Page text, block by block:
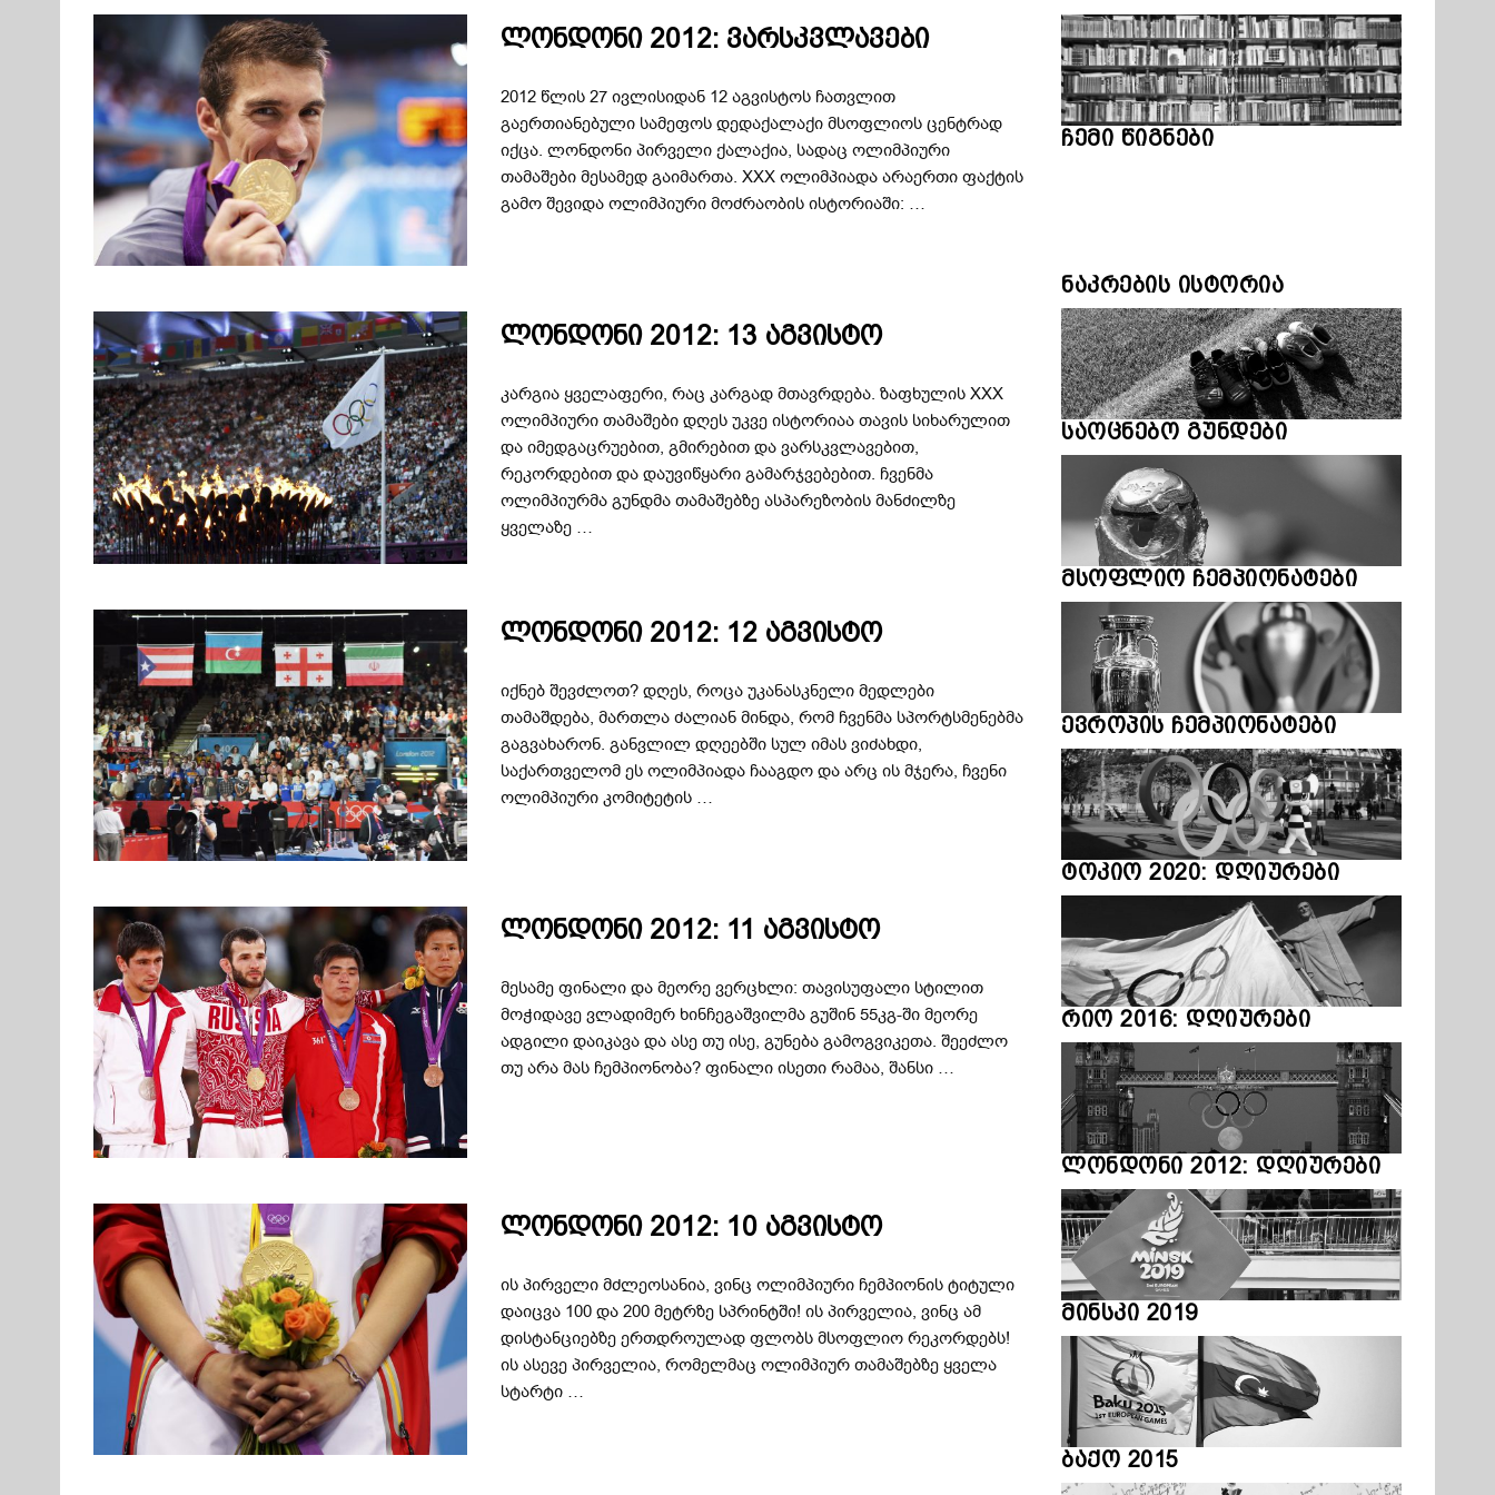
ლონდონი 2012: ვარსკვლავები
2012 წლის 27 ივლისიდან 12 აგვისტოს ჩათვლით
გაერთიანებული სამეფოს დედაქალაქი მსოფლიოს ცენტრად
იქცა. ლონდონი პირველი ქალაქია, სადაც ოლიმპიური
თამაშები მესამედ გაიმართა. XXX ოლიმპიადა არაერთი ფაქტის
გამო შევიდა ოლიმპიური მოძრაობის ისტორიაში: …
ლონდონი 2012: 13 აგვისტო
კარგია ყველაფერი, რაც კარგად მთავრდება. ზაფხულის XXX
ოლიმპიური თამაშები დღეს უკვე ისტორიაა თავის სიხარულით
და იმედგაცრუებით, გმირებით და ვარსკვლავებით,
რეკორდებით და დაუვიწყარი გამარჯვებებით. ჩვენმა
ოლიმპიურმა გუნდმა თამაშებზე ასპარეზობის მანძილზე
ყველაზე …
ლონდონი 2012: 12 აგვისტო
იქნებ შევძლოთ? დღეს, როცა უკანასკნელი მედლები
თამაშდება, მართლა ძალიან მინდა, რომ ჩვენმა სპორტსმენებმა
გაგვახარონ. განვლილ დღეებში სულ იმას ვიძახდი,
საქართველომ ეს ოლიმპიადა ჩააგდო და არც ის მჯერა, ჩვენი
ოლიმპიური კომიტეტის …
ლონდონი 2012: 11 აგვისტო
მესამე ფინალი და მეორე ვერცხლი: თავისუფალი სტილით
მოჭიდავე ვლადიმერ ხინჩეგაშვილმა გუშინ 55კგ-ში მეორე
ადგილი დაიკავა და ასე თუ ისე, გუნება გამოგვიკეთა. შეეძლო
თუ არა მას ჩემპიონობა? ფინალი ისეთი რამაა, შანსი …
ლონდონი 2012: 10 აგვისტო
ის პირველი მძლეოსანია, ვინც ოლიმპიური ჩემპიონის ტიტული
დაიცვა 100 და 200 მეტრზე სპრინტში! ის პირველია, ვინც ამ
დისტანციებზე ერთდროულად ფლობს მსოფლიო რეკორდებს!
ის ასევე პირველია, რომელმაც ოლიმპიურ თამაშებზე ყველა
სტარტი …
ჩემი წიგნები
ნაკრების ისტორია
საოცნებო გუნდები
მსოფლიო ჩემპიონატები
ევროპის ჩემპიონატები
ტოკიო 2020: დღიურები
რიო 2016: დღიურები
ლონდონი 2012: დღიურები
მინსკი 2019
ბაქო 2015